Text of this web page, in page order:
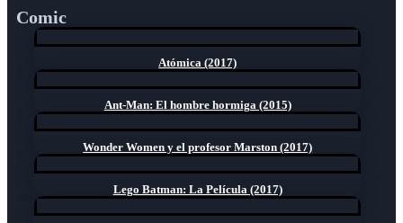
Comic
Atómica (2017)
Ant-Man: El hombre hormiga (2015)
Wonder Women y el profesor Marston (2017)
Lego Batman: La Película (2017)